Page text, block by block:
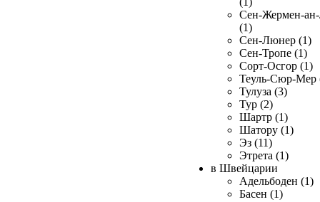
Сен-Жермен-
(1)
Сен-Люнер (1)
Сен-Тропе (1)
Сорт-Осгор (1)
Теуль-Сюр-Мер
Тулуза (3)
Тур (2)
Шартр (1)
Шатору (1)
Эз (11)
Этрета (1)
в Швейцарии
Адельбоден (1)
Басен (1)